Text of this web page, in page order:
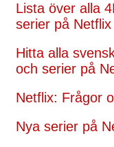
Lista över alla
serier på Netflix
Hitta alla
och serier på
Netflix: Frågor
Nya serier på